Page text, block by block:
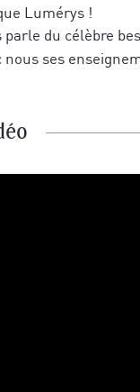
Lumérys !
du célèbre
nous ses